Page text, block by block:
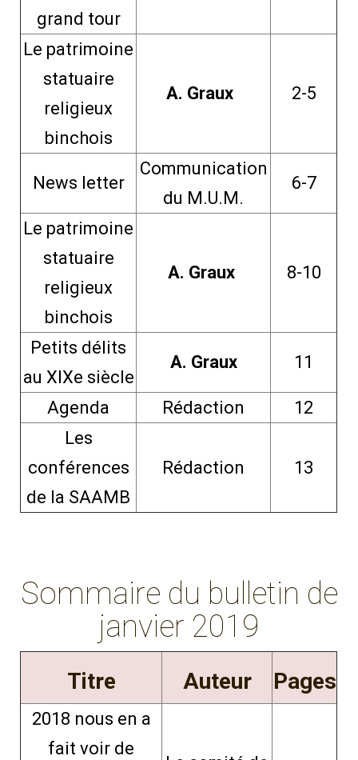
grand tour
Le patrimoine
statuaire
religieux
binchois
A. Graux 2-5
News letter
Communication
du M.U.M.
6-7
Le patrimoine
statuaire
religieux
binchois
A. Graux 8-10
Petits délits
au XIXe siècle
A. Graux 11
Agenda Rédaction
12
Les
conférences
de la SAAMB
Rédaction 13
Sommaire du bulletin de
janvier 2019
Titre Auteur Pages
2018 nous en a
fait voir de